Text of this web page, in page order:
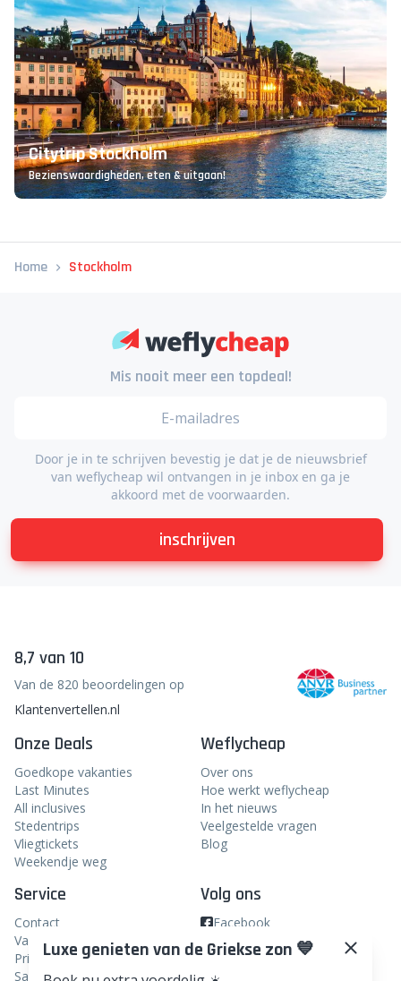
Tips rondreis Scandinavië
Helsinki & Stockholm highlights
Citytrip Stockholm
Bezienswaardigheden, eten & uitgaan!
Mis nooit meer een topdeal!
van weflycheap wil ontvangen in je inbox en ga je
8,7 van 10
Van de 820 beoordelingen op
Klantenvertellen.nl
Onze Deals
Goedkope vakanties
Last Minutes
Weflycheap
Over ons
Luxe genieten van de Griekse zon 💙